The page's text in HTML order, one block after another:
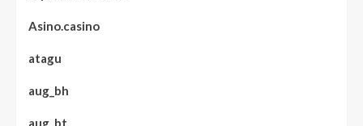
Asino.casino
atagu
aug_bh
aug_bt